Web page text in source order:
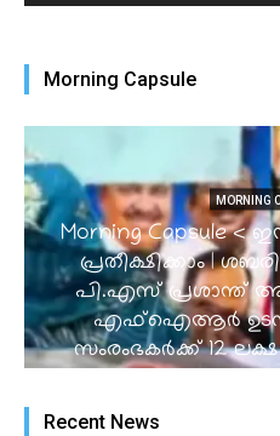
Morning Capsule
MORNING
Morning Capsule <
പ്രതീക്ഷിക്കാം |
പി.എസ് പ്രശാന്ത്
എഫ്ഐആർ ഉടൻ I
സംരംഭകർക്ക് 12
Recent News